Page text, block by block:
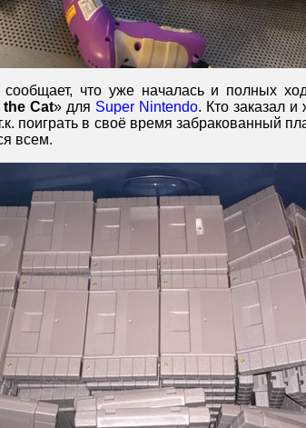
сообщает, что уже началась и полных
Cat» для Super Nintendo. Кто заказал и
поиграть в своё время забракованный
всем.